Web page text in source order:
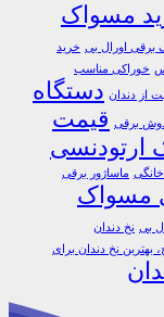
مسواک
برقی اورال بی خرید
خوراکی مناسب
از دندان دستگاه
برقی قیمت
ارتودنسی
خانگی ماساژور برقی
مسواک
بی نخ دندان
نخ دندان برای